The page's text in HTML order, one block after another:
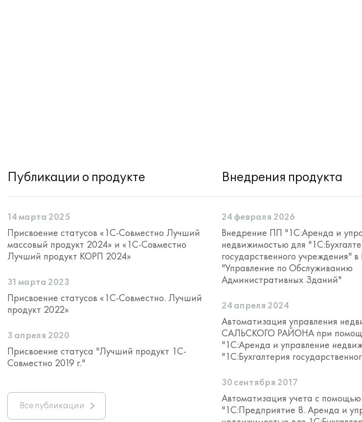
Публикации о продукте
14 марта 2025
Присвоение статусов «1С-Совместно Лучший
массовый продукт 2024» и «1С-Совместно
Лучший продукт КОРП 2024»
31 марта 2023
Присвоение статусов «1С-Совместно. Лучший
продукт 2022»
3 апреля 2020
Присвоение статуса "Лучший продукт 1С-
Совместно 2019 г."
Все публикации
Внедрения продукта
24 февраля 2026
Внедрение ПП "1С:Аренда и
недвижимостью для
государственного учреждения"
"Управление по Обслуживанию
Административных Зданий"
24 апреля 2024
Автоматизация управления
САЛЬСКОГО РАЙОНА при
"1С:Аренда и управление
"1С:Бухгалтерия
30 сентября 2017
Автоматизация учета с
"1С:Предприятие 8. Аренда и